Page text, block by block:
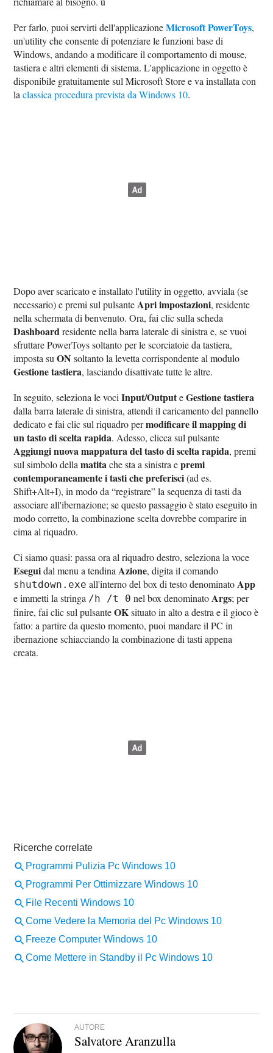
Per farlo, puoi servirti dell'applicazioneMicrosoft PowerToys,
un'utility che consente di potenziare le funzioni base di
Windows, andando a modificare il comportamento di mouse,
tastiera e altri elementi di sistema. L'applicazione in oggetto è
disponibile gratuitamente sul Microsoft Store e va installata con
laclassica procedura prevista da Windows 10.
Dopo aver scaricato e installato l'utility in oggetto, avviala (se
necessario) e premi sul pulsante Apri impostazioni, residente
nella schermata di benvenuto. Ora, fai clic sulla scheda
Dashboardresidente nella barra laterale di sinistra e, se vuoi
sfruttare PowerToys soltanto per le scorciatoie da tastiera,
imposta suON soltanto la levetta corrispondente al modulo
Gestione tastiera, lasciando disattivate tutte le altre.
In seguito, seleziona le vociInput/OutputeGestione tastiera
dalla barra laterale di sinistra, attendi il caricamento del pannello
dedicato e fai clic sul riquadro permodificare il mapping di
un tasto di scelta rapida. Adesso, clicca sul pulsante
Aggiungi nuova mappatura del tasto di scelta rapida, premi
sul simbolo dellamatitache sta a sinistra epremi
contemporaneamente i tasti che preferisci(ad es.
Shift+Alt+I), in modo da “registrare” la sequenza di tasti da
associare all'ibernazione; se questo passaggio è stato eseguito in
modo corretto, la combinazione scelta dovrebbe comparire in
cima al riquadro.
Ci siamo quasi: passa ora al riquadro destro, seleziona la voce
Eseguidal menu a tendina Azione, digita il comando
shutdown.exe all'interno del box di testo denominato App
e immetti la stringa /h /t 0 nel box denominato Args; per
finire, fai clic sul pulsanteOKsituato in alto a destra e il gioco è
fatto: a partire da questo momento, puoi mandare il PC in
ibernazione schiacciando la combinazione di tasti appena
creata.
AUTORE
Salvatore Aranzulla